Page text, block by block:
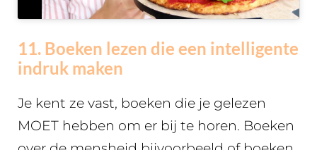
11. Boeken lezen die een intelligente
indruk maken
Je kent ze vast, boeken die je gelezen
MOET hebben om er bij te horen. Boeken